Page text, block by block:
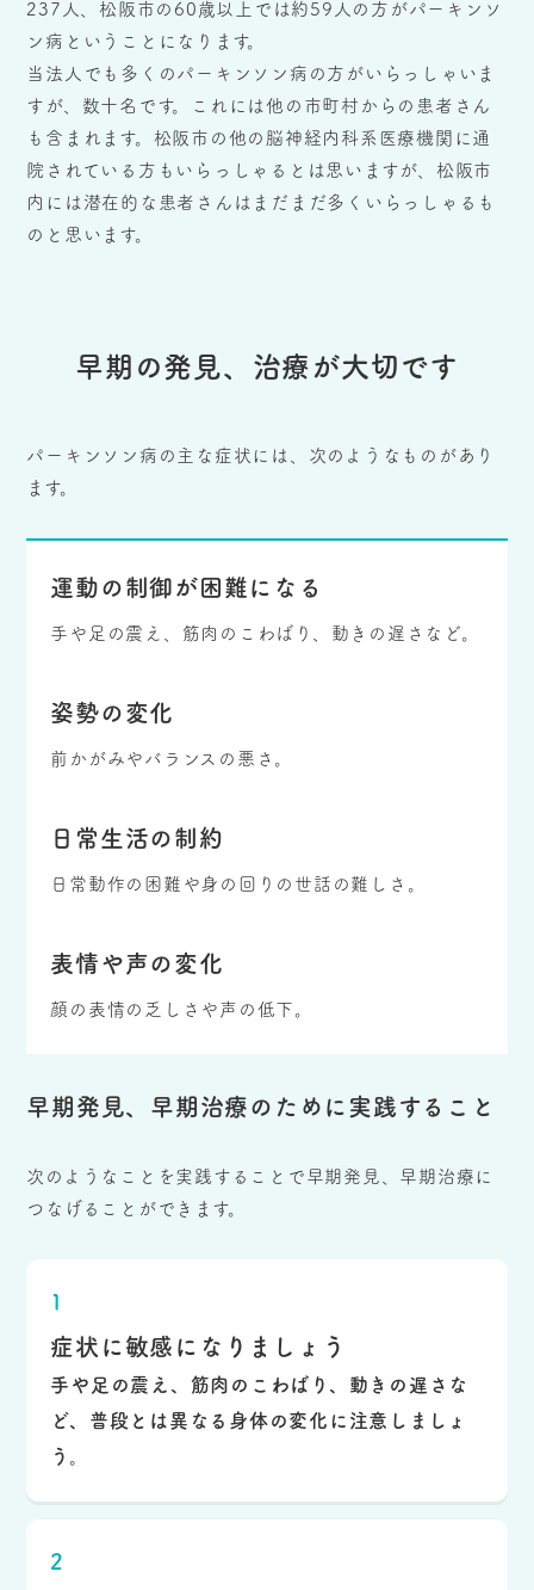
237人、松阪市の60歳以上では約59人の方がパーキンソ
ン病ということになります。
当法人でも多くのパーキンソン病の方がいらっしゃいま
すが、数十名です。これには他の市町村からの患者さん
も含まれます。松阪市の他の脳神経内科系医療機関に通
院されている方もいらっしゃるとは思いますが、松阪市
内には潜在的な患者さんはまだまだ多くいらっしゃるも
のと思います。
早期の発見、治療が大切です
パーキンソン病の主な症状には、次のようなものがあり
ます。
運動の制御が困難になる
手や足の震え、筋肉のこわばり、動きの遅さなど。
姿勢の変化
前かがみやバランスの悪さ。
日常生活の制約
日常動作の困難や身の回りの世話の難しさ。
表情や声の変化
顔の表情の乏しさや声の低下。
早期発見、早期治療のために実践すること
次のようなことを実践することで早期発見、早期治療に
つなげることができます。
1
症状に敏感になりましょう
手や足の震え、筋肉のこわばり、動きの遅さな
ど、普段とは異なる身体の変化に注意しましょ
う。
2